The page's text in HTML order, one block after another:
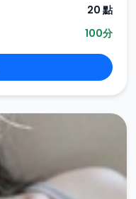
20 點
100分